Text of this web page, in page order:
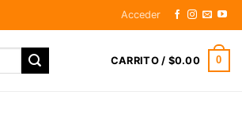
Acceder
CARRITO / $0.00 0